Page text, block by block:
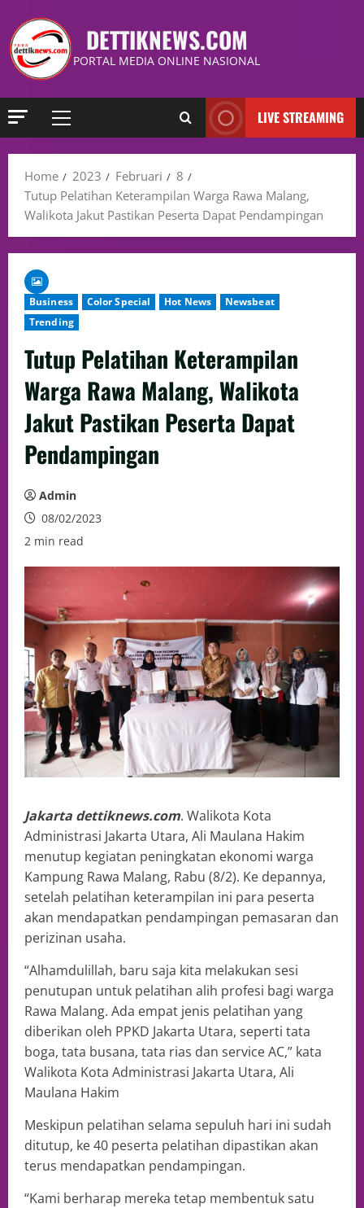
DETTIKNEWS.COM
PORTAL MEDIA ONLINE NASIONAL
LIVE STREAMING
Home 2023 Februari
8
Tutup Pelatihan Keterampilan Warga Rawa Malang,
Walikota Jakut Pastikan Peserta Dapat Pendampingan
Business Color Special Hot News
Newsbeat
Trending
Tutup Pelatihan Keterampilan
Warga Rawa Malang, Walikota
Jakut Pastikan Peserta Dapat
Pendampingan
Admin
08/02/2023
2 min read
Jakarta dettiknews.com. Walikota Kota
Administrasi Jakarta Utara, Ali Maulana Hakim
menutup kegiatan peningkatan ekonomi warga
Kampung Rawa Malang, Rabu (8/2). Ke depannya,
setelah pelatihan keterampilan ini para peserta
akan mendapatkan pendampingan pemasaran dan
perizinan usaha.
“Alhamdulillah, baru saja kita melakukan sesi
penutupan untuk pelatihan alih profesi bagi warga
Rawa Malang. Ada empat jenis pelatihan yang
diberikan oleh PPKD Jakarta Utara, seperti tata
boga, tata busana, tata rias dan service AC,” kata
Walikota Kota Administrasi Jakarta Utara, Ali
Maulana Hakim
Meskipun pelatihan selama sepuluh hari ini sudah
ditutup, ke 40 peserta pelatihan dipastikan akan
terus mendapatkan pendampingan.
“Kami berharap mereka tetap membentuk satu